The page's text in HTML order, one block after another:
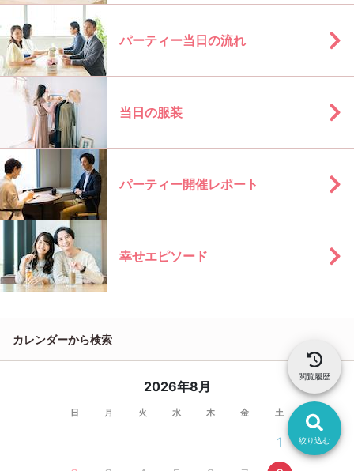
絞り込む
閲覧履歴
パーティー当日の流れ
当日の服装
パーティー開催レポート
幸せエピソード
カレンダーから検索
2026年8月
日 月 火 水 木 金 土
1